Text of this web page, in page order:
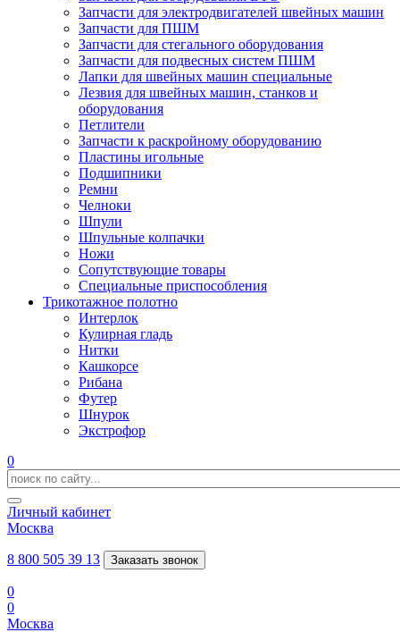
Запчасти для электродвигателей швейных машин
Запчасти для ПШМ
Запчасти для стегального оборудования
Запчасти для подвесных систем ПШМ
Лапки для швейных машин специальные
Лезвия для швейных машин, станков и
оборудования
Петлители
Запчасти к раскройному оборудованию
Пластины игольные
Подшипники
Ремни
Челноки
Шпули
Шпульные колпачки
Ножи
Сопутствующие товары
Специальные приспособления
Трикотажное полотно
Интерлок
Кулирная гладь
Нитки
Кашкорсе
Рибана
Футер
Шнурок
Экстрофор
0
Личный кабинет
Москва
8 800 505 39 13 Заказать звонок
0
0
Москва